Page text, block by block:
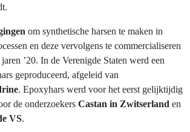
om synthetische harsen te maken in
en deze vervolgens te commercialiseren
’20. In de Verenigde Staten werd een
geproduceerd, afgeleid van
. Epoxyhars werd voor het eerst gelijktijdig
de onderzoekers Castan in Zwitserland en
VS.